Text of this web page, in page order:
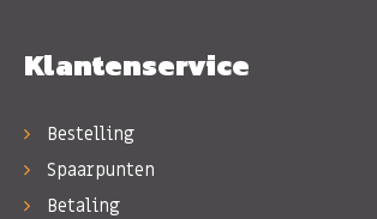
Klantenservice
Bestelling
Spaarpunten
Betaling